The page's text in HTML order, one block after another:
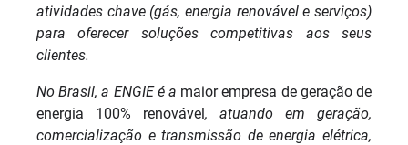
atividades chave (gás, energia renovável e serviços)
para oferecer soluções competitivas aos seus
clientes.
No Brasil, a ENGIEé a maior empresa de geração de
energia 100% renovável, atuando em geração,
comercialização e transmissão de energia elétrica,